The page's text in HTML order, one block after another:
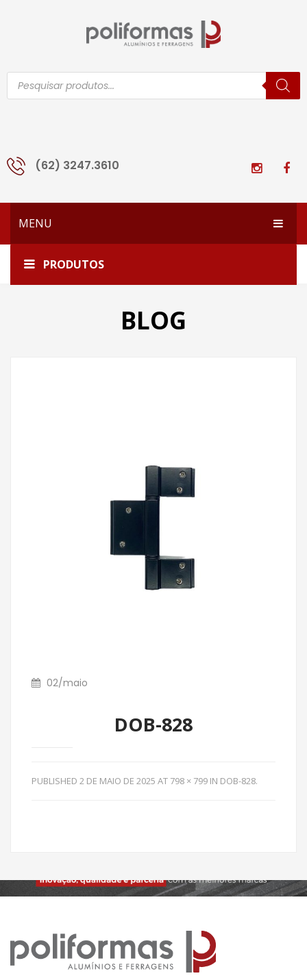
Pesquisar
produtos
(62) 3247.3610
MENU
HOME
EMPRESA
PRODUTOS
Home dob-828
BLOG
02/maio
DOB-828
PUBLISHED 2 DE MAIO DE 2025 AT 798 × 799 IN DOB-828.